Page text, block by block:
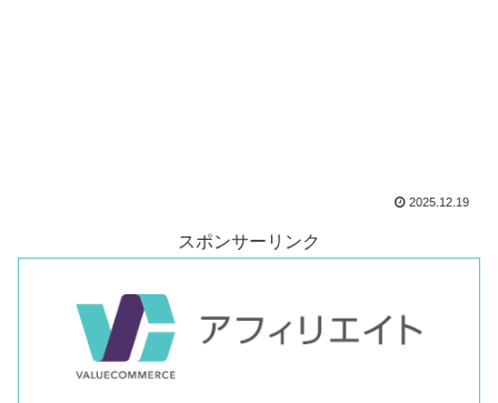
2025.12.19
スポンサーリンク